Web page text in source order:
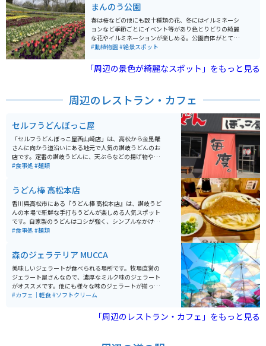
ますが、外観は見ることができ、建築ファンや写真好き
に人気のスポットです。 周辺は港に近く開放的な雰囲気
があり、散策しながら立ち寄るのにも最適。バイクでの
アクセスもしやすく、海沿いの道と組み合わせたツーリ
ングコースにもおすすめです。瀬戸内らしい穏やかな景
まんのう公園
春は桜などの他にも数十種類の花、冬にはイルミネーシ
ョンなど季節ごとにイベント等があり色とりどりの綺麗
な花やイルミネーションが楽しめる。公園自体がとても
広いため写真映えスポットとしても有名であり、写真大
#動植物園#絶景スポット
「周辺の景色が綺麗なスポット」をもっと見る
周辺のレストラン・カフェ
セルフうどんぼっこ屋
「セルフうどんぼっこ屋西山崎店」は、高松から金毘羅
さんに向かう道沿いにある地元で人気の讃岐うどんのお
店です。定番の讃岐うどんに、天ぷらなどの揚げ物やお
でんなどのサイドメニューも充実しています。 お値段も
す。味も抜群です。
#食事処 #麺類
うどん棒 高松本店
香川県高松市にある『うどん棒 高松本店』は、讃岐うど
んの本場で新鮮な手打ちうどんが楽しめる人気スポット
です。自家製のうどんはコシが強く、シンプルなかけう
どんから具材たっぷりの天ぷらうどんまで豊富なメニュ
#食事処 #麺類
森のジェラテリア MUCCA
美味しいジェラートが食べられる場所です。牧場直営の
ジェラート屋さんなので、濃厚なミルク味のジェラート
がオススメです。他にも様々な味のジェラートが揃って
います。カラフルな傘が飾られており、オシャレな空間
#カフェ｜軽食#ソフトクリーム
「周辺のレストラン・カフェ」をもっと見る